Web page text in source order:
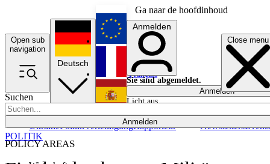
Ga naar de hoofdinhoud
Open sub
navigation
Close menu
Suchen
Anmelden
POLICY AREAS
UkrainePolitikVerteidigungRapporteur NewslettersEvents
Deutsch
English
Français
Anmelden
Sie sind abgemeldet.
Anmelden
Licht aus
POLITIK